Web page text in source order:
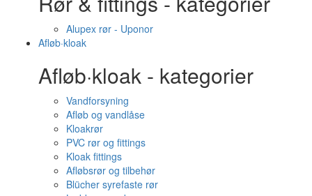
Alupex rør - Uponor
Afløb·kloak
Afløb·kloak - kategorier
Vandforsyning
Afløb og vandlåse
Kloakrør
PVC rør og fittings
Kloak fittings
Afløbsrør og tilbehør
Blücher syrefaste rør